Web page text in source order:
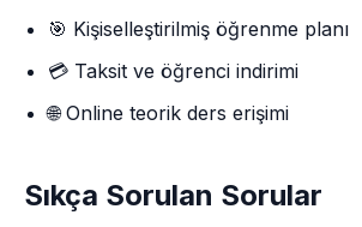
🎯 Kişiselleştirilmiş öğrenme planı
💳 Taksit ve öğrenci indirimi
🌐 Online teorik ders erişimi
Sıkça Sorulan Sorular